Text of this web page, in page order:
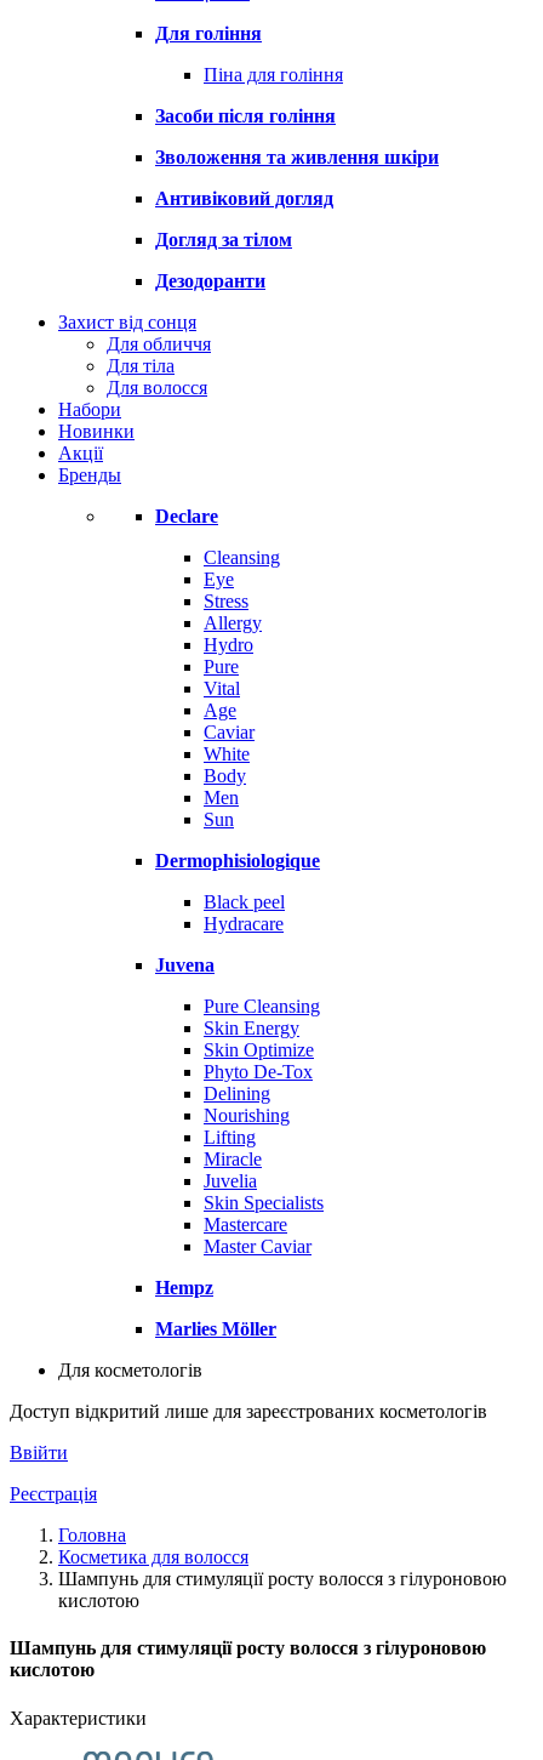
Для гоління
Піна для гоління
Засоби після гоління
Зволоження та живлення шкіри
Антивіковий догляд
Догляд за тілом
Дезодоранти
Захист від сонця
Для обличчя
Для тіла
Для волосся
Набори
Новинки
Акції
Бренды
Declare
Cleansing
Eye
Stress
Allergy
Hydro
Pure
Vital
Age
Caviar
White
Body
Men
Sun
Dermophisiologique
Black peel
Hydracare
Juvena
Pure Cleansing
Skin Energy
Skin Optimize
Phyto De-Tox
Delining
Nourishing
Lifting
Miracle
Juvelia
Skin Specialists
Mastercare
Master Caviar
Hempz
Marlies Möller
Для косметологів
Доступ відкритий лише для зареєстрованих косметологів
Ввійти
Реєстрація
Головна
Косметика для волосся
Шампунь для стимуляції росту волосся з гілуроновою
кислотою
Шампунь для стимуляції росту волосся з гілуроновою
кислотою
Характеристики